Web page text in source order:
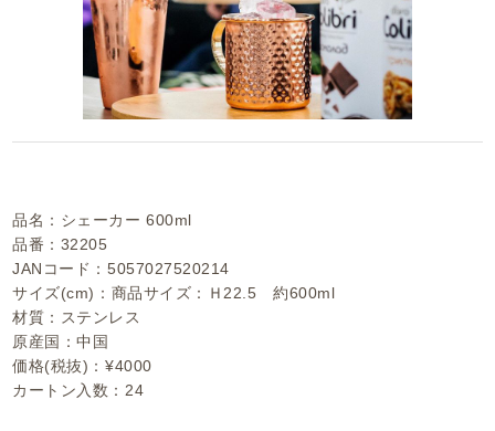
品名：シェーカー 600ml
品番：32205
JANコード：5057027520214
サイズ(cm)：商品サイズ：Ｈ22.5 約600ml
材質：ステンレス
原産国：中国
価格(税抜)：¥4000
カートン入数：24